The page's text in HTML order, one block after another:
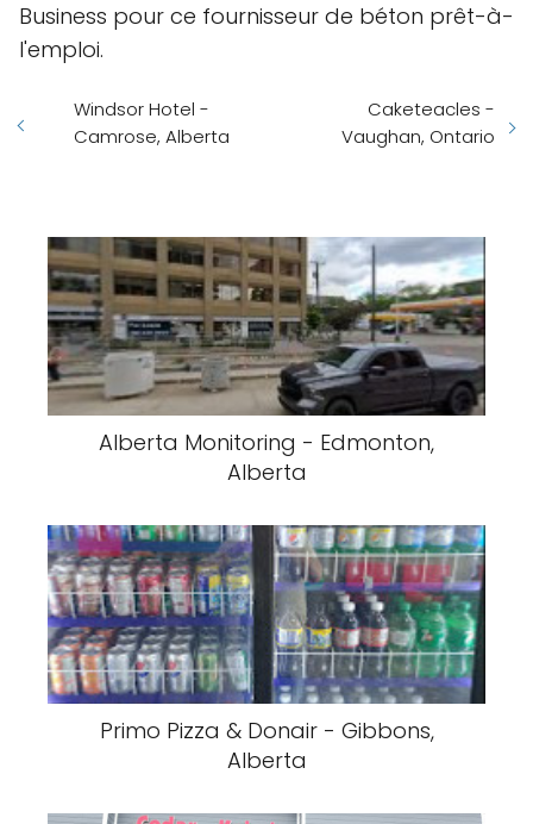
Business pour ce fournisseur de béton prêt-à-
l'emploi.
Windsor Hotel -
Camrose, Alberta
Caketeacles -
Vaughan, Ontario
Alberta Monitoring - Edmonton,
Alberta
Primo Pizza & Donair - Gibbons,
Alberta